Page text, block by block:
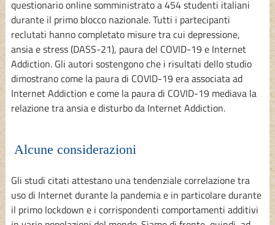
questionario online somministrato a 454 studenti italiani
durante il primo blocco nazionale. Tutti i partecipanti
reclutati hanno completato misure tra cui depressione,
ansia e stress (DASS-21), paura del COVID-19 e Internet
Addiction. Gli autori sostengono che i risultati dello studio
dimostrano come la paura di COVID-19 era associata ad
Internet Addiction e come la paura di COVID-19 mediava la
relazione tra ansia e disturbo da Internet Addiction.
Alcune considerazioni
Gli studi citati attestano una tendenziale correlazione tra
uso di Internet durante la pandemia e in particolare durante
il primo lockdown e i corrispondenti comportamenti additivi